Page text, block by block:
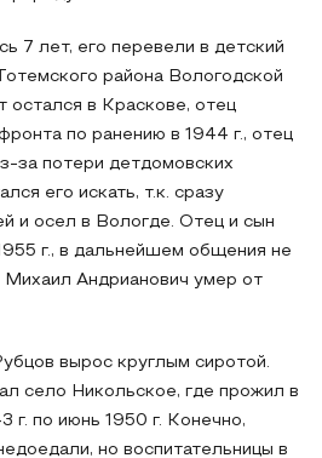
7 лет, его перевели в детский
района Вологодской
остался в Краскове, отец
по ранению в 1944 г., отец
за потери детдомовских
его искать, т.к. сразу
и осел в Вологде. Отец и сын
г., в дальнейшем общения не
Михаил Андрианович умер от
вырос круглым сиротой.
село Никольское, где прожил в
г. по июнь 1950 г. Конечно,
но воспитательницы в